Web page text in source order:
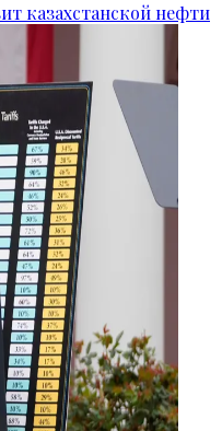
казахстанской нефти